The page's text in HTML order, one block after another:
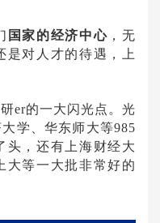
国家的经济中心 ，无
是对人才的待遇，上
er的一大闪光点。光
学、华东师大等985
头，还有上海财经大
大等一大批非常好的